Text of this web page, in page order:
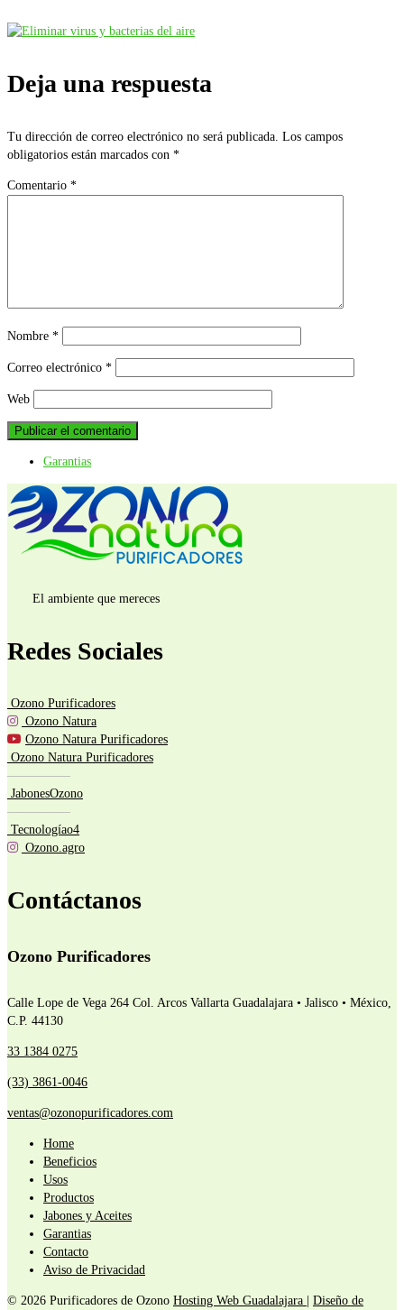
Deja una respuesta
Tu dirección de correo electrónico no será publicada. Los campos
obligatorios están marcados con *
Comentario *
Nombre *
Correo electrónico *
Web
Garantias
El ambiente que mereces
Redes Sociales
Ozono Purificadores
Ozono Natura
Ozono Natura Purificadores
Ozono Natura Purificadores
—————
JabonesOzono
—————
Tecnologíao4
Ozono.agro
Contáctanos
Ozono Purificadores
Calle Lope de Vega 264 Col. Arcos Vallarta Guadalajara • Jalisco • México,
C.P. 44130
33 1384 0275
(33) 3861-0046
ventas@ozonopurificadores.com
Home
Beneficios
Usos
Productos
Jabones y Aceites
Garantias
Contacto
Aviso de Privacidad
© 2026 Purificadores de Ozono Hosting Web Guadalajara Diseño de